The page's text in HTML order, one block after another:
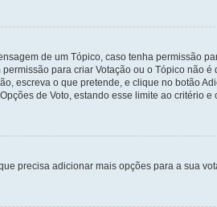
de um Tópico, caso tenha permissão
para criar Votação ou o Tópico não
escreva o que pretende, e clique no botão
de Voto, estando esse limite ao critério e
precisa adicionar mais opções para a sua